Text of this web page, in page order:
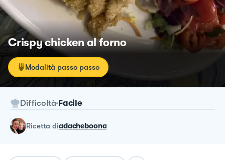
Crispy chicken al forno
Modalità passo passo
Difficoltà Facile
ricetta diadacheboona